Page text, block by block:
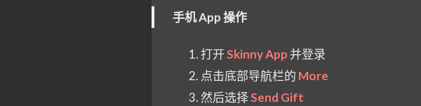
手机 App 操作
打开Skinny App 并登录
点击底部导航栏的 More
然后选择Send Gift